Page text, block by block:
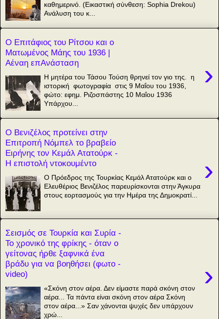
καθημερινό. (Εικαστική σύνθεση: Sophia Drekou)
Ανάλυση του κ...
Ο Επιτάφιος του Ρίτσου και ο
Ματωμένος Μάης του 1936 |
Αέναη επΑνάσταση
›
Η μητέρα του Τάσου Τούση θρηνεί τον γιο της. η
ιστορική φωτογραφία στις 9 Μαΐου του 1936,
φώτο: εφημ. Ριζοσπάστης 10 Μαΐου 1936
Υπάρχου...
Ο Βενιζέλος προτείνει στην
Επιτροπή Νόμπελ το βραβείο
Ειρήνης τον Κεμάλ Ατατούρκ -
Η επιστολή ντοκουμέντο
›
Ο Πρόεδρος της Τουρκίας Κεμάλ Ατατούρκ και ο
Ελευθέριος Βενιζέλος παρευρίσκονται στην Άγκυρα
στους εορτασμούς για την Ημέρα της Δημοκρατί...
Σεισμός σε Τουρκία και Συρία -
Το χρονικό της φρίκης - όταν ο
γείτονας ήρθε ξαφνικά ένα
βράδυ για να βοηθήσει (φωτο -
video)
›
«Σκόνη στον αέρα. Δεν είμαστε παρά σκόνη στον
αέρα... Τα πάντα είναι σκόνη στον αέρα Σκόνη
στον αέρα...» Σαν χάνονται ψυχές δεν υπάρχουν
χρώ...